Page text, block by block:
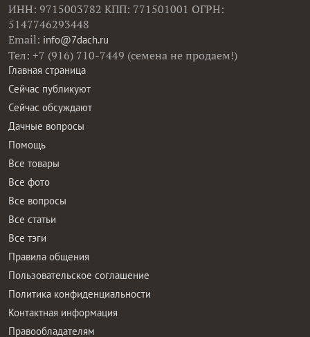
ИНН: 9715003782 КПП: 771501001 ОГРН:
5147746293448
Email: info@7dach.ru
Тел: +7 (916) 710-7449 (семена не продаем!)
Главная страница
Сейчас публикуют
Сейчас обсуждают
Дачные вопросы
Помощь
Все товары
Все фото
Все вопросы
Все статьи
Все тэги
Правила общения
Пользовательское соглашение
Политика конфиденциальности
Контактная информация
Правообладателям